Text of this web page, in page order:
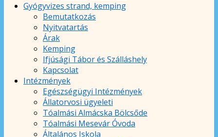
Gyógyvizes strand, kemping
Bemutatkozás
Nyitvatartás
Árak
Kemping
Ifjúsági Tábor és Szálláshely
Kapcsolat
Intézmények
Egészségügyi Intézmények
Állatorvosi ügyeleti
Tóalmási Almácska Bölcsőde
Tóalmási Mesevár Óvoda
Általános Iskola